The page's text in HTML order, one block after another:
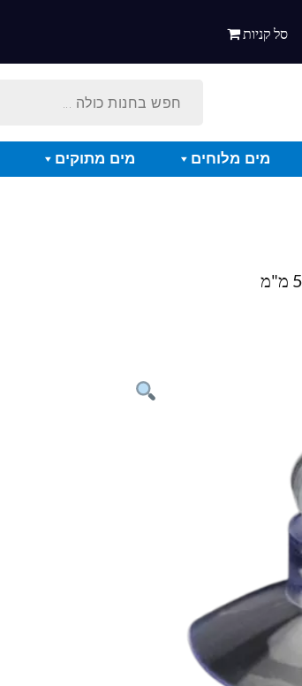
סל קניות
מים מלוחים מים מתוקים